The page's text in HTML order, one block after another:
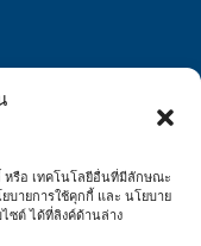
หรือ เทคโนโลยีอื่นที่มีลักษณะ
บายการใช้คุกกี้ และ นโยบาย
ซต์ ได้ที่ลิงค์ด้านล่าง